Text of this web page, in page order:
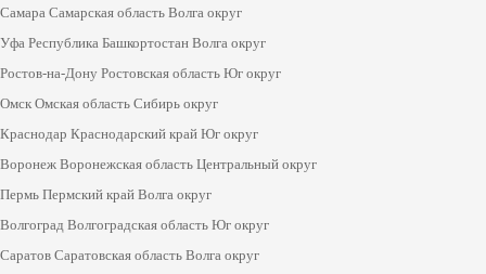
Самара Самарская область Волга округ
Уфа Республика Башкортостан Волга округ
Ростов-на-Дону Ростовская область Юг округ
Омск Омская область Сибирь округ
Краснодар Краснодарский край Юг округ
Воронеж Воронежская область Центральный округ
Пермь Пермский край Волга округ
Волгоград Волгоградская область Юг округ
Саратов Саратовская область Волга округ